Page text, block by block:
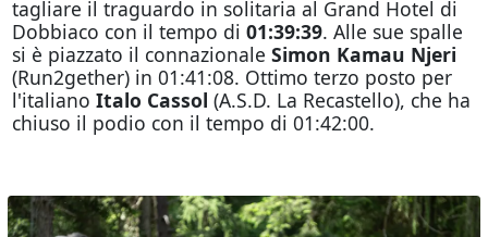
tagliare il traguardo in solitaria al Grand Hotel di
Dobbiaco con il tempo di 01:39:39. Alle sue spalle
si è piazzato il connazionale Simon Kamau Njeri
(Run2gether) in 01:41:08. Ottimo terzo posto per
l'italiano Italo Cassol (A.S.D. La Recastello), che ha
chiuso il podio con il tempo di 01:42:00.